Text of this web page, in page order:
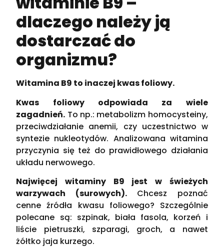
dlaczego należy ją
dostarczać do
organizmu?
Witamina B9 to inaczej kwas foliowy.
Kwas foliowy odpowiada za wiele
zagadnień. To np.: metabolizm homocysteiny,
przeciwdziałanie anemii, czy uczestnictwo w
syntezie nukleotydów. Analizowana witamina
przyczynia się też do prawidłowego działania
układu nerwowego.
Najwięcej witaminy B9 jest w świeżych
warzywach (surowych).Chcesz poznać
cenne źródła kwasu foliowego? Szczególnie
polecane są: szpinak, biała fasola, korzeń i
liście pietruszki, szparagi, groch, a nawet
żółtko jaja kurzego.